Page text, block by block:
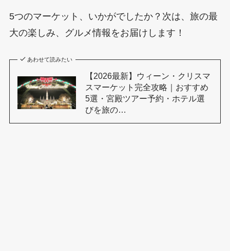
5つのマーケット、いかがでしたか？次は、旅の最
大の楽しみ、グルメ情報をお届けします！
あわせて読みたい
【2026最新】ウィーン・クリスマ
スマーケット完全攻略｜おすすめ
5選・宮殿ツアー予約・ホテル選
びを旅の…